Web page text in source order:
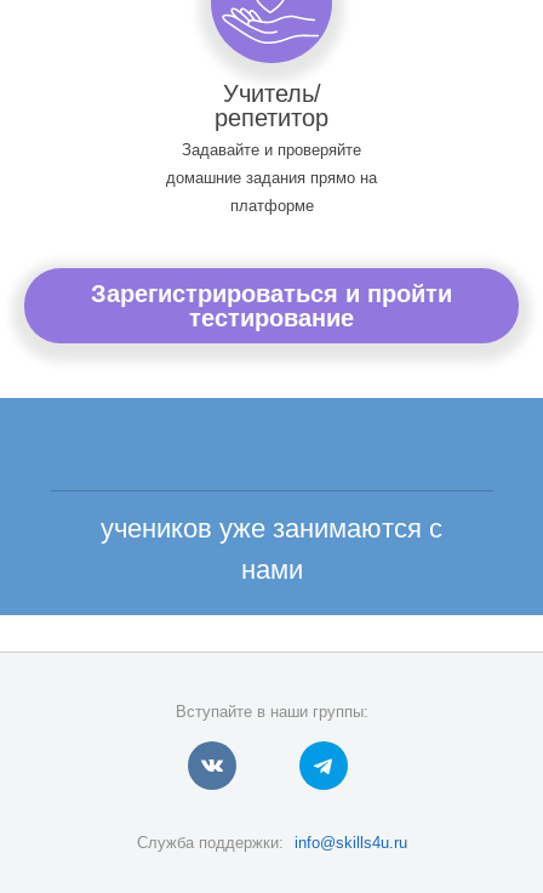
Учитель/
репетитор
Задавайте и проверяйте
домашние задания прямо на
платформе
Зарегистрироваться и пройти
тестирование
учеников уже занимаются с
нами
Вступайте в наши группы:
Служба поддержки: info@skills4u.ru